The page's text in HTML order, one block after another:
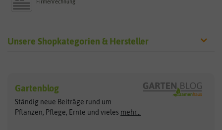
Firmenrechnung
Unsere Shopkategorien & Hersteller
Exotische Samen
Gemüsesamen
Gründünger
Arche Noah
ASB Greenworld
Clever Pots
COMPO
Gartenblog
Ständig neue Beiträge rund um
Pflanzen, Pflege, Ernte und vieles mehr...